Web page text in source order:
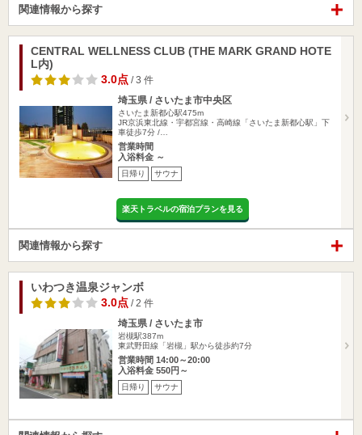
関連情報から探す
CENTRAL WELLNESS CLUB (THE MARK GRAND HOTE
L内)
3.0点 / 3 件
埼玉県 / さいたま市中央区
さいたま新都心駅475m
JR京浜東北線・宇都宮線・高崎線「さいたま新都心駅」下
車徒歩7分 /…
営業時間
入浴料金 ～
日帰り サウナ
楽天トラベルの宿泊プランを見る
関連情報から探す
いわつき温泉ジャンボ
3.0点 / 2 件
埼玉県 / さいたま市
岩槻駅387m
東武野田線「岩槻」駅から徒歩約7分
営業時間 14:00～20:00
入浴料金 550円～
日帰り サウナ